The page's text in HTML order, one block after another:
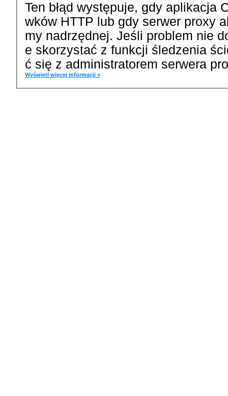
Ten błąd występuje, gdy aplikacja
wków HTTP lub gdy serwer proxy
my nadrzędnej. Jeśli problem nie
e skorzystać z funkcji śledzenia
ć się z administratorem serwera
Wyświetl więcej informacji »